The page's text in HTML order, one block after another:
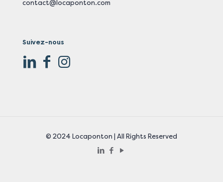
contact@locaponton.com
Suivez-nous
© 2024 Locaponton | All Rights Reserved